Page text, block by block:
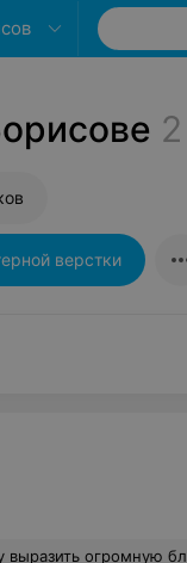
2
верстки
и запоминались легко. Все занятия проходили в дружеской атмосфере. Я очень